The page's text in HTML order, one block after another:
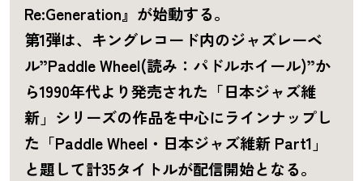
Re:Generation』が始動する。
第1弾は、キングレコード内のジャズレーベ
ル”Paddle Wheel(読み：パドルホイール)”か
ら1990年代より発売された「日本ジャズ維
新」シリーズの作品を中心にラインナップし
た「Paddle Wheel・日本ジャズ維新 Part1」
と題して計35タイトルが配信開始となる。